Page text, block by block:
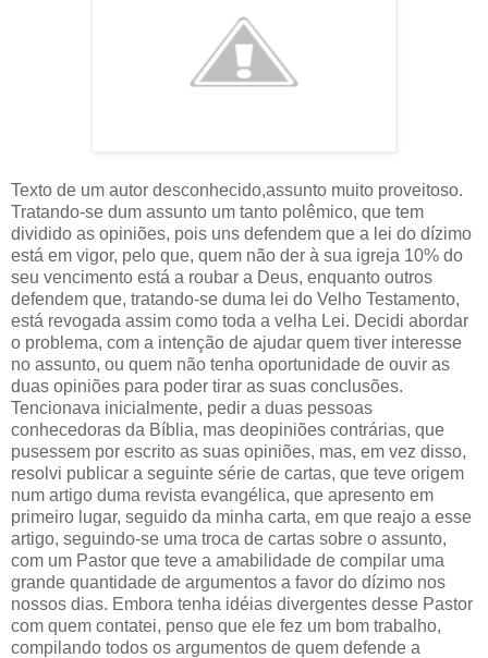
Texto de um autor desconhecido,assunto muito proveitoso.
Tratando-se dum assunto um tanto polêmico, que tem
dividido as opiniões, pois uns defendem que a lei do dízimo
está em vigor, pelo que, quem não der à sua igreja 10% do
seu vencimento está a roubar a Deus, enquanto outros
defendem que, tratando-se duma lei do Velho Testamento,
está revogada assim como toda a velha Lei. Decidi abordar
o problema, com a intenção de ajudar quem tiver interesse
no assunto, ou quem não tenha oportunidade de ouvir as
duas opiniões para poder tirar as suas conclusões.
Tencionava inicialmente, pedir a duas pessoas
conhecedoras da Bíblia, mas deopiniões contrárias, que
pusessem por escrito as suas opiniões, mas, em vez disso,
resolvi publicar a seguinte série de cartas, que teve origem
num artigo duma revista evangélica, que apresento em
primeiro lugar, seguido da minha carta, em que reajo a esse
artigo, seguindo-se uma troca de cartas sobre o assunto,
com um Pastor que teve a amabilidade de compilar uma
grande quantidade de argumentos a favor do dízimo nos
nossos dias. Embora tenha idéias divergentes desse Pastor
com quem contatei, penso que ele fez um bom trabalho,
compilando todos os argumentos de quem defende a